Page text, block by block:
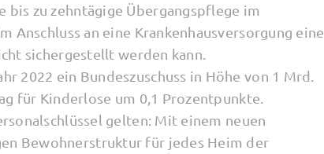
zu zehntägige Übergangspflege im
Anschluss an eine Krankenhausversorgung eine
sichergestellt werden kann.
2022 ein Bundeszuschuss in Höhe von 1 Mrd.
für Kinderlose um 0,1 Prozentpunkte.
gelten: Mit einem neuen
Bewohnerstruktur für jedes Heim der